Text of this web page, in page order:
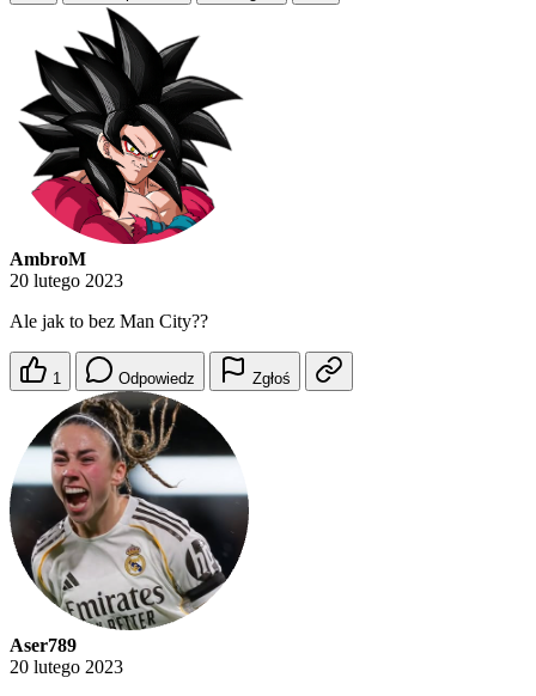
AmbroM
20 lutego 2023
Ale jak to bez Man City??
1 Odpowiedz Zgłoś
Aser789
20 lutego 2023